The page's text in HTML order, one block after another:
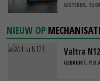
GISTEREN, 12:00
NIEUW OP
Valtra
GEBRUIKT,